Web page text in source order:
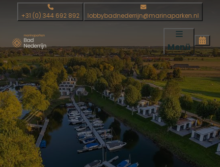
+31 (0) 344 692 892 lobbybadnederrijn@marinaparken.nl
Menü